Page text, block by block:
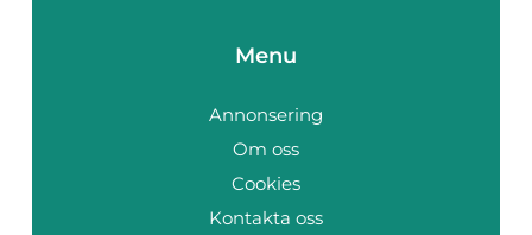
Menu
Annonsering
Om oss
Cookies
Kontakta oss